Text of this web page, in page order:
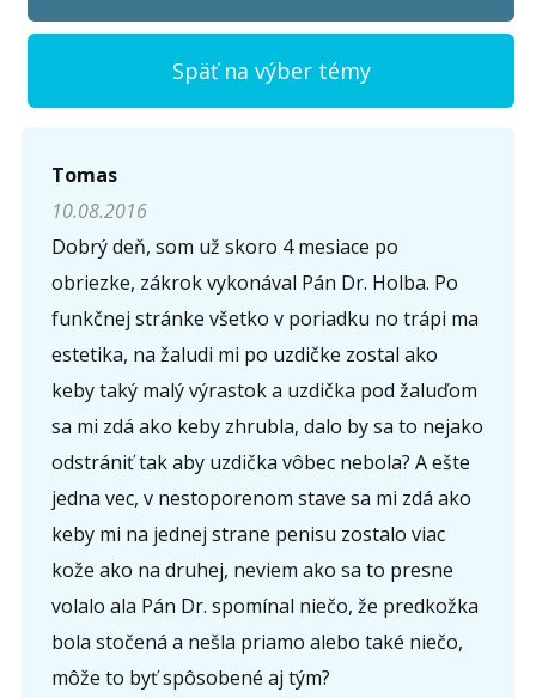
Späť na výber témy
Napíšte otázku
Meno (* )
Komentár (*)
Opíšte prvé 4 písmená zo slova "obriezka" (*):
Tomas
10.08.2016
Dobrý deň, som už skoro 4 mesiace po
obriezke, zákrok vykonával Pán Dr. Holba. Po
funkčnej stránke všetko v poriadku no trápi ma
estetika, na žaludi mi po uzdičke zostal ako
keby taký malý výrastok a uzdička pod žaluďom
sa mi zdá ako keby zhrubla, dalo by sa to nejako
odstrániť tak aby uzdička vôbec nebola? A ešte
jedna vec, v nestoporenom stave sa mi zdá ako
keby mi na jednej strane penisu zostalo viac
kože ako na druhej, neviem ako sa to presne
volalo ala Pán Dr. spomínal niečo, že predkožka
bola stočená a nešla priamo alebo také niečo,
môže to byť spôsobené aj tým?